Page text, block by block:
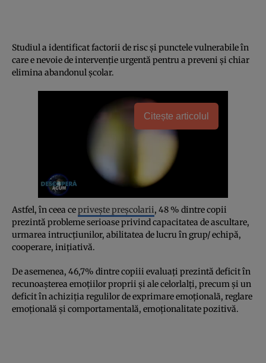
Studiul a identificat factorii de risc și punctele vulnerabile în
care e nevoie de intervenție urgentă pentru a preveni și chiar
elimina abandonul școlar.
Citește articolul
Astfel, în ceea ceprivește preșcolarii, 48 % dintre copii
prezintă probleme serioase privind capacitatea de ascultare,
urmarea intrucțiunilor, abilitatea de lucru în grup/ echipă,
cooperare, inițiativă.
De asemenea, 46,7% dintre copiii evaluați prezintă deficit în
recunoașterea emoțiilor proprii și ale celorlalți, precum și un
deficit în achiziția regulilor de exprimare emoționalã, reglare
emoțională și comportamentală, emoționalitate pozitivă.